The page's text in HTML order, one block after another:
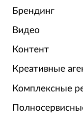
Брендинг
Видео
Контент
Креативные
Комплексные